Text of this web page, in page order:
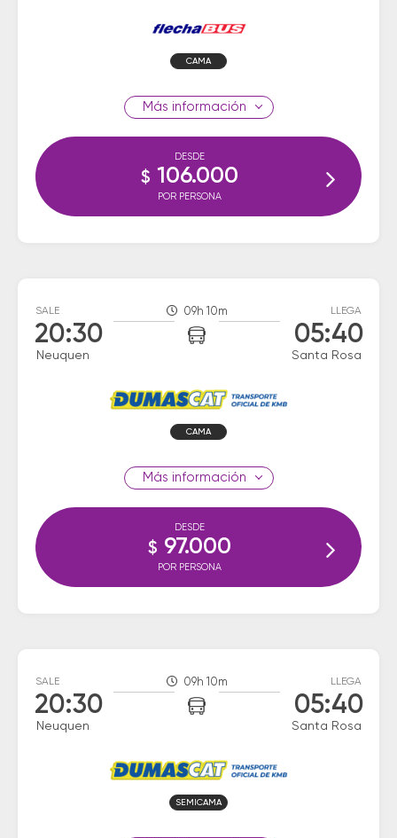
CAMA
información
DESDE
$ 106.000
POR PERSONA
SALE
20:30
Neuquen
09h 10m LLEGA
05:40
Santa Rosa
CAMA
información
DESDE
$ 97.000
POR PERSONA
SALE
20:30
Neuquen
09h 10m LLEGA
05:40
Santa Rosa
SEMICAMA